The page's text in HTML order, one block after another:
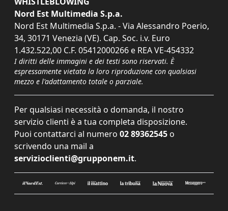
Nord Est Multimedia S.p.a.
Nord Est Multimedia S.p.a. - Via Alessandro Poerio,
34, 30171 Venezia (VE). Cap. Soc. i.v. Euro
1.432.522,00 C.F. 05412000266 e REA VE-454332
I diritti delle immagini e dei testi sono riservati. È
espressamente vietata la loro riproduzione con qualsiasi
mezzo e l'adattamento totale o parziale.
Per qualsiasi necessità o domanda, il nostro
servizio clienti è a tua completa disposizione.
Puoi contattarci al numero 02 89362545 o
scrivendo una mail a
servizioclienti@grupponem.it.